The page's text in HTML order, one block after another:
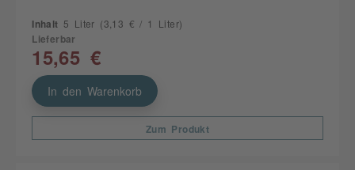
Inhalt 5 Liter (3,13 € / 1 Liter)
Lieferbar
15,65 €
In den Warenkorb
Zum Produkt